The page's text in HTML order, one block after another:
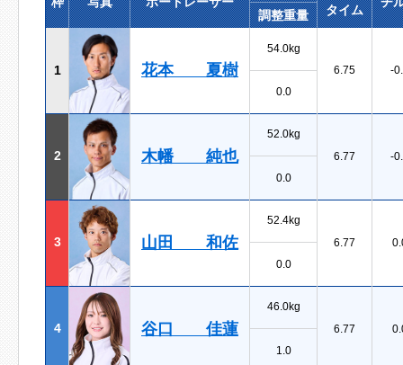
タイム
調整重量
1 花本 夏樹
54.0kg
6.75
-
0.0
2 木幡 純也
52.0kg
6.77
-
0.0
3 山田 和佐
52.4kg
6.77
0.0
4 谷口 佳蓮
46.0kg
6.77
1.0